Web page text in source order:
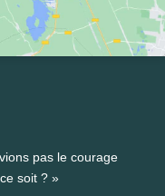
pas le courage
soit ? »